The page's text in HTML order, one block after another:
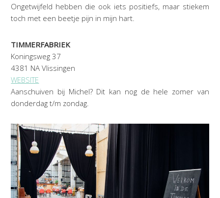
Ongetwijfeld hebben die ook iets positiefs, maar stiekem
toch met een beetje pijn in mijn hart.
TIMMERFABRIEK
Koningsweg 37
4381 NA Vlissingen
WEBSITE
Aanschuiven bij Michel? Dit kan nog de hele zomer van
donderdag t/m zondag.